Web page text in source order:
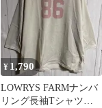
¥ 1,790
LOWRYS FARMナンバ
リング長袖Tシャツフ